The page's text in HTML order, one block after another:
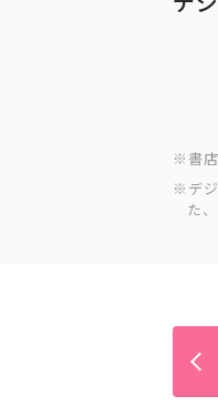
書
デ
た